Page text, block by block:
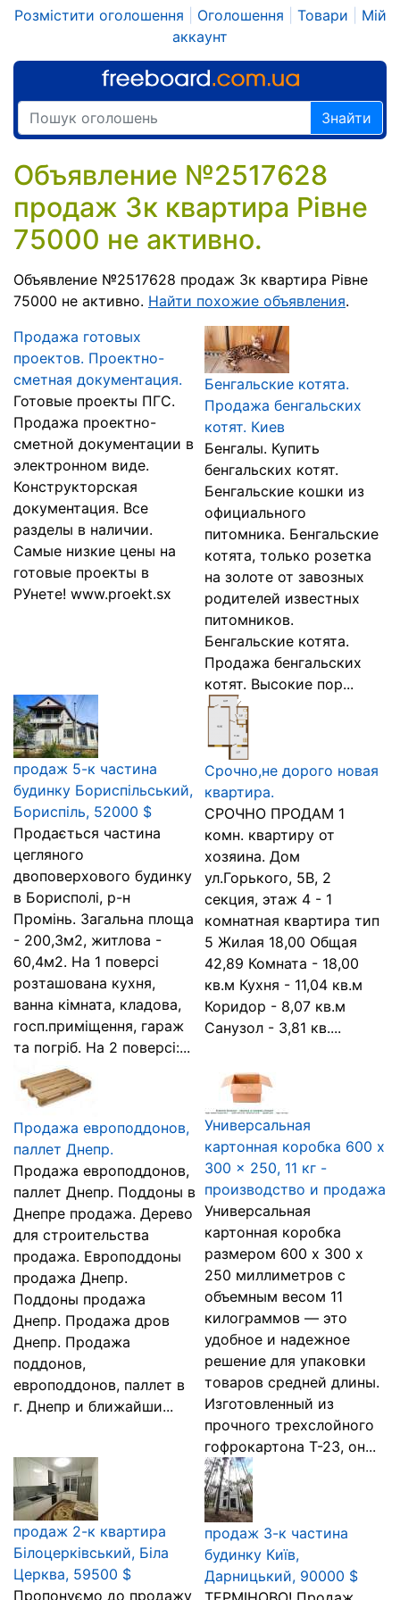
Розмістити оголошення Оголошення Товари
Мій
аккаунт
Знайти
Объявление №2517628
продаж 3к квартира Рівне
75000 не активно.
Объявление №2517628 продаж 3к квартира Рівне
75000 не активно. Найти похожие объявления.
Продажа готовых
проектов. Проектно-
сметная документация.
Готовые проекты ПГС.
Продажа проектно-
сметной документации в
электронном виде.
Конструкторская
документация. Все
разделы в наличии.
Самые низкие цены на
готовые проекты в
РУнете! www.proekt.sx
Бенгальские котята.
Продажа бенгальских
котят. Киев
Бенгалы. Купить
бенгальских котят.
Бенгальские кошки из
официального
питомника. Бенгальские
котята, только розетка
на золоте от завозных
родителей известных
питомников.
Бенгальские котята.
Продажа бенгальских
котят. Высокие пор...
продаж 5-к частина
будинку Бориспільський,
Бориспіль, 52000 $
Продається частина
цегляного
двоповерхового будинку
в Борисполі, р-н
Промінь. Загальна площа
- 200,3м2, житлова -
60,4м2. На 1 поверсі
розташована кухня,
ванна кімната, кладова,
госп.приміщення, гараж
та погріб. На 2 поверсі:...
Срочно,не дорого новая
квартира.
СРОЧНО ПРОДАМ 1
комн. квартиру от
хозяина. Дом
ул.Горького, 5В, 2
секция, этаж 4 - 1
комнатная квартира тип
5 Жилая 18,00 Общая
42,89 Комната - 18,00
кв.м Кухня - 11,04 кв.м
Коридор - 8,07 кв.м
Санузол - 3,81 кв....
Продажа европоддонов,
паллет Днепр.
Продажа европоддонов,
паллет Днепр. Поддоны в
Днепре продажа. Дерево
для строительства
продажа. Европоддоны
продажа Днепр.
Поддоны продажа
Днепр. Продажа дров
Днепр. Продажа
поддонов,
европоддонов, паллет в
г. Днепр и ближайши...
Универсальная
картонная коробка 600 x
300 x 250, 11 кг -
производство и продажа
Универсальная
картонная коробка
размером 600 х 300 х
250 миллиметров с
объемным весом 11
килограммов — это
удобное и надежное
решение для упаковки
товаров средней длины.
Изготовленный из
прочного трехслойного
гофрокартона Т-23, он...
продаж 2-к квартира
Білоцерківський, Біла
Церква, 59500 $
Пропонуємо до продажу
продаж 3-к частина
будинку Київ,
Дарницький, 90000 $